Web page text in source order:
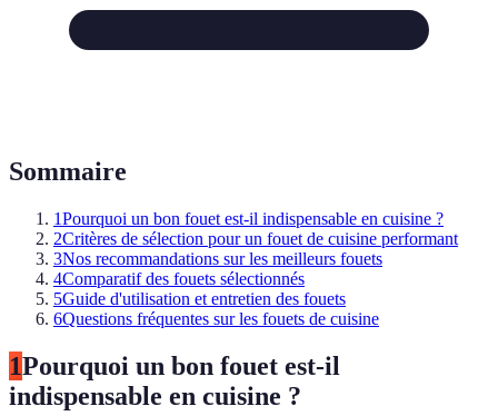
Sommaire
1Pourquoi un bon fouet est-il indispensable en cuisine ?
2Critères de sélection pour un fouet de cuisine performant
3Nos recommandations sur les meilleurs fouets
4Comparatif des fouets sélectionnés
5Guide d'utilisation et entretien des fouets
6Questions fréquentes sur les fouets de cuisine
1Pourquoi un bon fouet est-il
indispensable en cuisine ?